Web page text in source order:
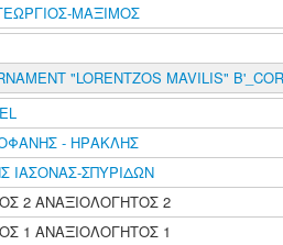
ΜΑΞΙΜΟΣ
"LORENTZOS MAVILIS"
- ΗΡΑΚΛΗΣ
ΙΑΣΟΝΑΣ-ΣΠΥΡΙΔΩΝ
2 ΑΝΑΞΙΟΛΟΓΗΤΟΣ 2
1 ΑΝΑΞΙΟΛΟΓΗΤΟΣ 1